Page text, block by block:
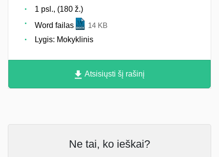
1 psl., (180 ž.)
Word failas
14 KB
Lygis: Mokyklinis
Atsisiųsti šį rašinį
Ne tai, ko ieškai?